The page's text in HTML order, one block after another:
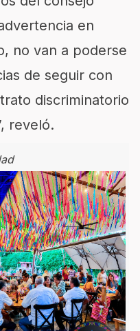
en
no van a poderse
de seguir con
discriminatorio
reveló.